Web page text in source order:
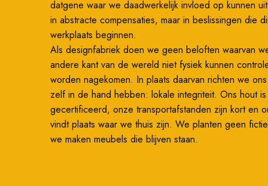
datgene waar we daadwerkelijk invloed op kunnen
in abstracte compensaties, maar in beslissingen die
werkplaats beginnen.
Als designfabriek doen we geen beloften waarvan
andere kant van de wereld niet fysiek kunnen
worden nagekomen. In plaats daarvan richten we
zelf in de hand hebben: lokale integriteit. Ons hout is
gecertificeerd, onze transportafstanden zijn kort en
vindt plaats waar we thuis zijn. We planten geen
we maken meubels die blijven staan.